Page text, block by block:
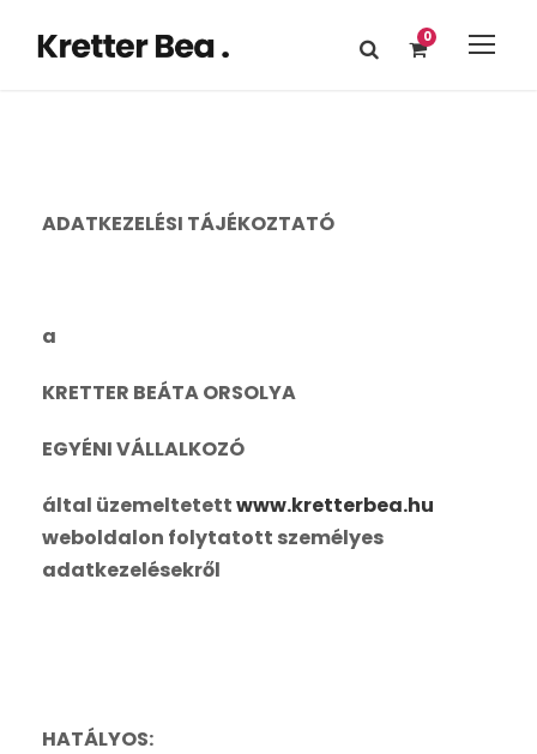
0
ADATKEZELÉSI TÁJÉKOZTATÓ
a
KRETTER BEÁTA ORSOLYA
EGYÉNI VÁLLALKOZÓ
által üzemeltetettwww.kretterbea.hu
weboldalon folytatott személyes
adatkezelésekről
HATÁLYOS: